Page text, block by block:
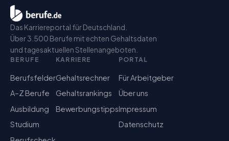
Das Karriereportal für Deutschland.
Über 3.500 Berufe mit echten Gehaltsdaten
und tagesaktuellen Stellenangeboten.
BERUFE
Berufsfelder
A–Z Berufe
Ausbildung
Studium
KARRIERE
Gehaltsrechner
Gehaltsrankings
Bewerbungstipps
PORTAL
Für Arbeitgeber
Über uns
Impressum
Datenschutz